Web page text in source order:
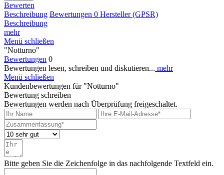
Bewerten
Beschreibung Bewertungen 0 Hersteller (GPSR)
Beschreibung
mehr
Menü schließen
"Notturno"
Bewertungen 0
Bewertungen lesen, schreiben und diskutieren... mehr
Menü schließen
Kundenbewertungen für "Notturno"
Bewertung schreiben
Bewertungen werden nach Überprüfung freigeschaltet.
Bitte geben Sie die Zeichenfolge in das nachfolgende Textfeld ein.